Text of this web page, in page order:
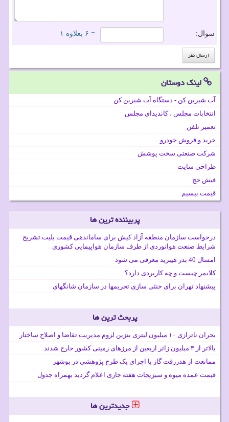
سوال: = ۶ بعلاوه ۱
لینک دوستان
آب شیرین کن - دستگاه آب شیرین کن
انتخابات مجلس ، کاندیدای مجلس
تعمیر تلفن
خرید و فروش خودرو
شرکت صنعتی سخت پوشش
طراحی سایت
فیش حج
قیمت بیسیم
پربیننده ترین ها
درخواست سازمان منطقه آزاد کیش برای ساماندهی قیمت بلیت تشریح
شرایط صنعت هوانوردی از طرف سازمان هواپیمایی کشوری
امسال 40 بذر هیبرید معرفی می شود
کلایمر چیست و چه کاربردی دارد؟
پیشنهاد تهران برای خنثی سازی تحریمها در سازمان شانگهای
پربحث ترین ها
بحران ناترازی ۱۰ میلیون لیتری بنزین لزوم مدیریت تقاضا و اصلاح ساختار
بالاتر از ۳ میلیون زائر اربعین از مرزهای زمینی کشور خارج شدند
ممانعت از هدررفت گاز با اجرای یک طرح پژوهشی در بوشهر
قیمت عمده میوه و سبزیجات هفته جاری اعلام گردید بهمراه جدول
جدیدترین ها